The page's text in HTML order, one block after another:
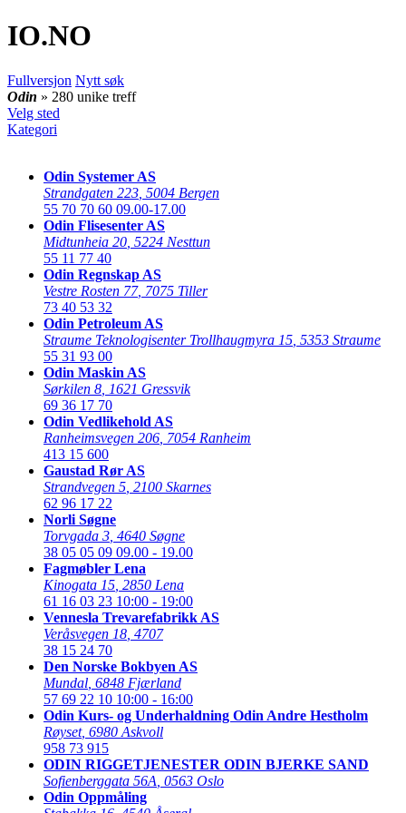
IO.NO
Fullversjon Nytt søk
Odin » 280 unike treff
Velg sted
Kategori
Odin Systemer AS
Strandgaten 223 5004 Bergen
55 70 70 60 09.00-17.00
Odin Flisesenter AS
Midtunheia 20 5224 Nesttun
55 11 77 40
Odin Regnskap AS
Vestre Rosten 77, 7075 Tiller
73 40 53 32
Odin Petroleum AS
Straume Teknologisenter Trollhaugmyra 15 5353 Straume
55 31 93 00
Odin Maskin AS
Sørkilen 8 1621 Gressvik
69 36 17 70
Odin Vedlikehold AS
Ranheimsvegen 206 7054 Ranheim
413 15 600
Gaustad Rør AS
Strandvegen 5 2100 Skarnes
62 96 17 22
Norli Søgne
Torvgada 3 4640 Søgne
38 05 05 09 09.00 - 19.00
Fagmøbler Lena
Kinogata 15 2850 Lena
61 16 03 23 10:00 - 19:00
Vennesla Trevarefabrikk AS
Veråsvegen 18 4707
38 15 24 70
Den Norske Bokbyen AS
Mundal 6848 Fjærland
57 69 22 10 10:00 - 16:00
Odin Kurs- og Underhaldning Odin Andre Hestholm
Røyset, 6980 Askvoll
958 73 915
ODIN RIGGETJENESTER ODIN BJERKE SAND
Sofienberggata 56A 0563 Oslo
Odin Oppmåling